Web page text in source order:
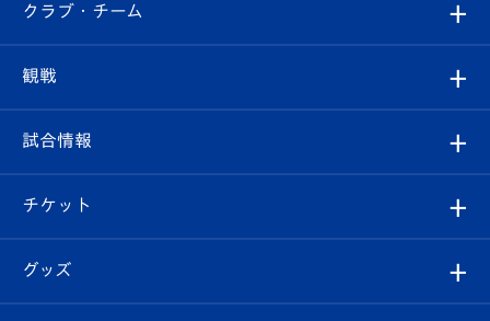
すべて
クラブ
試合情報
チケット
クラブ・チーム
クラブ概要
エンブレム紹介
観戦
観戦ルール
はじめての観戦ガイド
Revive Team
試合情報
試合日程/結果
フォトギャラリー
チケット
チケット
グッズ